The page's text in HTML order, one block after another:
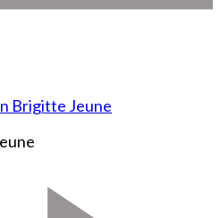
Brigitte Jeune